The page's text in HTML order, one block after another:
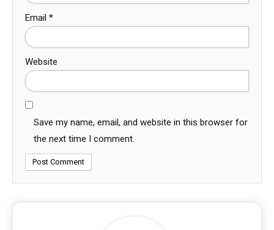
Email *
Website
Save my name, email, and website in this browser for
the next time I comment.